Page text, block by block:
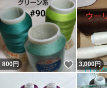
800円 いいね！
3,000円